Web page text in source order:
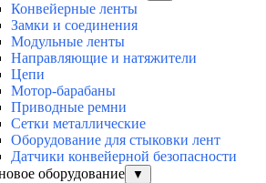
Конвейерные ленты
Замки и соединения
Модульные ленты
Направляющие и натяжители
Цепи
Мотор-барабаны
Приводные ремни
Сетки металлические
Оборудование для стыковки лент
Датчики конвейерной безопасности
оборудование
▼